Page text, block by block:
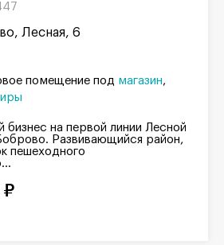
Лесная, 6
помещение под магазин
бизнес на первой линии Лесной
Развивающийся район,
пешеходного
₽